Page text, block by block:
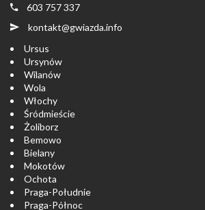
603 757 337
kontakt@gwiazda.info
Ursus
Ursynów
Wilanów
Wola
Włochy
Śródmieście
Żoliborz
Bemowo
Bielany
Mokotów
Ochota
Praga-Południe
Praga-Północ